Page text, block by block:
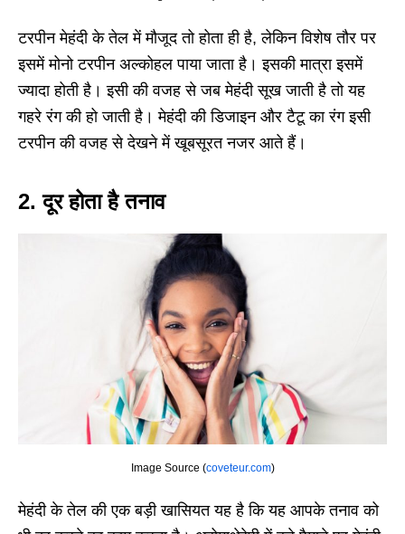
टरपीन मेहंदी के तेल में मौजूद तो होता ही है, लेकिन विशेष तौर पर
इसमें मोनो टरपीन अल्कोहल पाया जाता है। इसकी मात्रा इसमें
ज्यादा होती है। इसी की वजह से जब मेहंदी सूख जाती है तो यह
गहरे रंग की हो जाती है। मेहंदी की डिजाइन और टैटू का रंग इसी
टरपीन की वजह से देखने में खूबसूरत नजर आते हैं।
2. दूर होता है तनाव
Image Source (coveteur.com)
मेहंदी के तेल की एक बड़ी खासियत यह है कि यह आपके तनाव को